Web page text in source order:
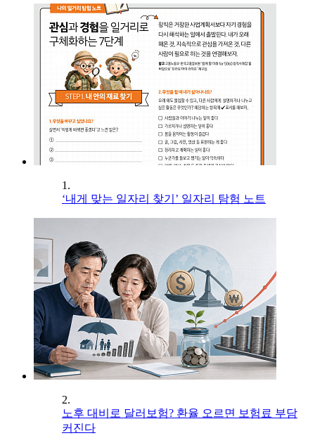
1.
‘내게 맞는 일자리 찾기’ 일자리 탐험 노트
2.
노후 대비로 달러보험? 환율 오르면 보험료 부담
커진다